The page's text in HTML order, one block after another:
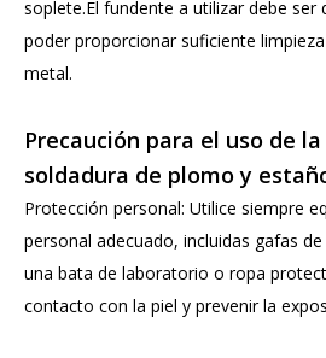
soplete.El fundente a utilizar debe ser
poder proporcionar suficiente
metal.
Precaución para el uso de
soldadura de plomo y
Protección personal: Utilice siempre
personal adecuado, incluidas gafas
una bata de laboratorio o ropa
contacto con la piel y prevenir la